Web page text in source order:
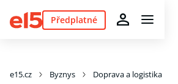
Předplatné
e15.cz Byznys Doprava a logistika